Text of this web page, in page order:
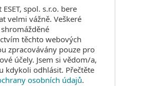
spol. s.r.o. bere
velmi vážně. Veškeré
těchto webových
zpracovávány pouze pro
účely. Jsem si vědom/a,
kdykoli odhlásit. Přečtěte
osobních údajů.